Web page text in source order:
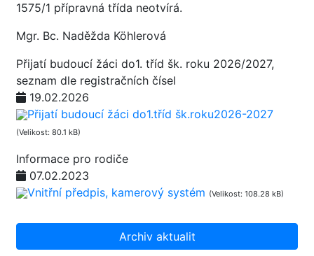
1575/1 přípravná třída neotvírá.
Mgr. Bc. Naděžda Köhlerová
Přijatí budoucí žáci do1. tříd šk. roku 2026/2027,
seznam dle registračních čísel
19.02.2026
Přijatí budoucí žáci do1.tříd šk.roku2026-2027
(Velikost: 80.1 kB)
Informace pro rodiče
07.02.2023
Vnitřní předpis, kamerový systém (Velikost: 108.28 kB)
Archiv aktualit